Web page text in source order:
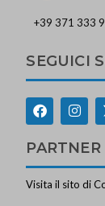
+39 371 333
SEGUICI
PARTNER
Visita il sito di